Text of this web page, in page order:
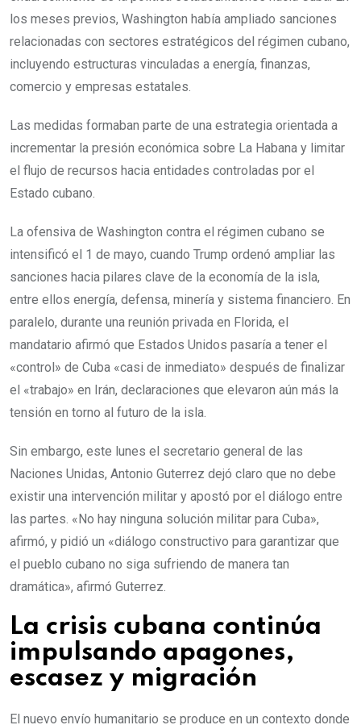
los meses previos, Washington había ampliado sanciones
relacionadas con sectores estratégicos del régimen cubano,
incluyendo estructuras vinculadas a energía, finanzas,
comercio y empresas estatales.
Las medidas formaban parte de una estrategia orientada a
incrementar la presión económica sobre La Habana y limitar
el flujo de recursos hacia entidades controladas por el
Estado cubano.
La ofensiva de Washington contra el régimen cubano se
intensificó el 1 de mayo, cuando Trump ordenó ampliar las
sanciones hacia pilares clave de la economía de la isla,
entre ellos energía, defensa, minería y sistema financiero. En
paralelo, durante una reunión privada en Florida, el
mandatario afirmó que Estados Unidos pasaría a tener el
«control» de Cuba «casi de inmediato» después de finalizar
el «trabajo» en Irán, declaraciones que elevaron aún más la
tensión en torno al futuro de la isla.
Sin embargo, este lunes el secretario general de las
Naciones Unidas, Antonio Guterrez dejó claro que no debe
existir una intervención militar y apostó por el diálogo entre
las partes. «No hay ninguna solución militar para Cuba»,
afirmó, y pidió un «diálogo constructivo para garantizar que
el pueblo cubano no siga sufriendo de manera tan
dramática», afirmó Guterrez.
La crisis cubana continúa
impulsando apagones,
escasez y migración
El nuevo envío humanitario se produce en un contexto donde